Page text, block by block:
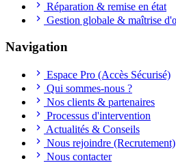
Réparation & remise en état
Gestion globale & maîtrise
Navigation
Espace Pro (Accès Sécurisé)
Qui sommes-nous ?
Nos clients & partenaires
Processus d'intervention
Actualités & Conseils
Nous rejoindre (Recrutement)
Nous contacter